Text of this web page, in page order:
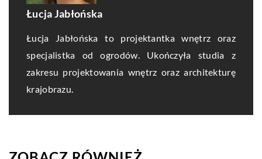
Łucja Jabłońska
Łucja Jabłońska to projektantka wnętrz oraz
specjalistka od ogrodów. Ukończyła studia z
zakresu projektowania wnętrz oraz architekturę
krajobrazu.